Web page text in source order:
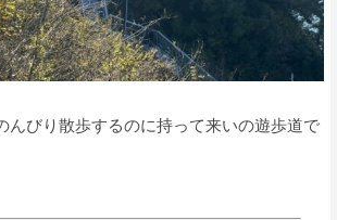
んびり散歩するのに持って来いの遊歩道で